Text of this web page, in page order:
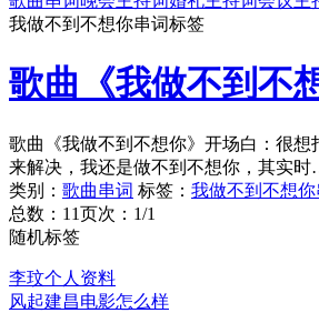
我做不到不想你串词标签
歌曲《我做不到不
歌曲《我做不到不想你》开场白：很
来解决，我还是做不到不想你，其实
类别： 歌曲串词 标签： 我做不到不想你
总数：1 1页次：1/1
随机标签
李玟个人资料
风起建昌电影怎么样